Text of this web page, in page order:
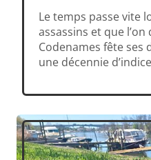
Le temps passe vite
assassins et que
Codenames fête ses
une décennie
dans une toute
appréciez. […]